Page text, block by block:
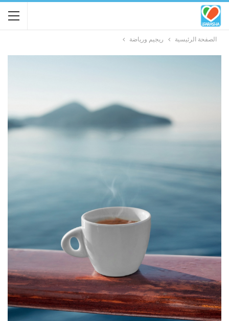
الصفحة الرئيسية ريجيم ورياضة